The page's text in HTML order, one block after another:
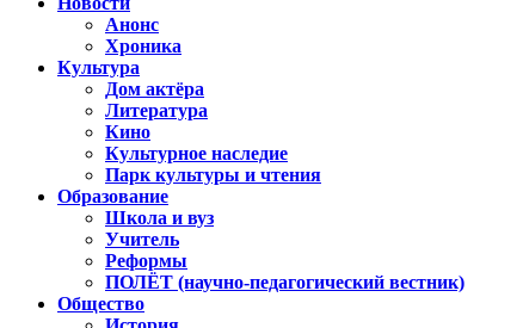
Анонс
Хроника
Культура
Дом актёра
Литература
Кино
Культурное наследие
Парк культуры и чтения
Образование
Школа и вуз
Учитель
Реформы
ПОЛЁТ (научно-педагогический вестник)
Общество